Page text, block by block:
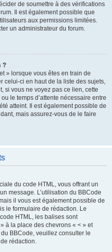
de soumettre à des vérifications
Il est également possible que
aux permissions limitées.
un administrateur du forum.
?
» lorsque vous êtes en train de
celui-ci en haut de la liste des sujets,
si vous ne voyez pas ce lien, cette
le temps d’attente nécessaire entre
atteint. Il est également possible de
mais assurez-vous de le faire
du code HTML, vous offrant un
message. L’utilisation du BBCode
il vous est également possible de
le formulaire de rédaction. Le
HTML, les balises sont
à la place des chevrons « < » et
BBCode, veuillez consulter le
rédaction.